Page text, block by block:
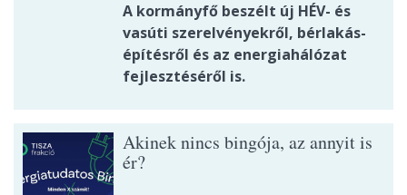
A kormányfő beszélt új HÉV- és
vasúti szerelvényekről, bérlakás-
építésről és az energiahálózat
fejlesztéséről is.
Akinek nincs bingója, az annyit is
ér?